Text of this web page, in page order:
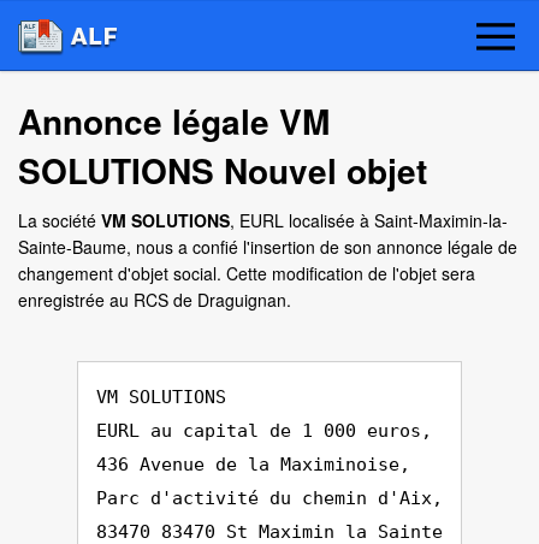
Annonce légale VM
SOLUTIONS Nouvel objet
La société VM SOLUTIONS, EURL localisée à Saint-Maximin-la-
Sainte-Baume, nous a confié l'insertion de son annonce légale de
changement d'objet social. Cette modification de l'objet sera
enregistrée au RCS de Draguignan.
VM SOLUTIONS
EURL au capital de 1 000 euros,
436 Avenue de la Maximinoise,
Parc d'activité du chemin d'Aix,
83470 83470 St Maximin la Sainte